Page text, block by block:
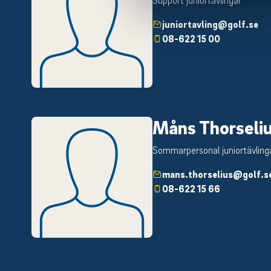
juniortavling@golf.se
08-622 15 00
Måns
Sommarpersonal
08-622 15 66